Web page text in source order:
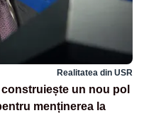
Realitatea din USR
un nou pol
menținerea la